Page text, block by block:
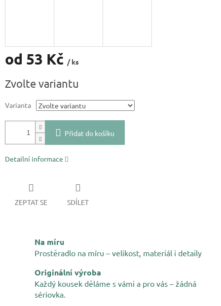
od 53 Kč / ks
cena:
Zvolte variantu
Varianta
Přidat do košíku
Detailní informace
ZEPTAT SE SDÍLET
Na míru
Prostěradlo na míru – velikost, materiál i detaily
Originální výroba
Každý kousek děláme s vámi a pro vás – žádná
sériovka.